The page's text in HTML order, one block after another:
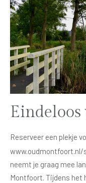
Reserveer een plekje
neemt je graag mee
Montfoort. Tijdens het